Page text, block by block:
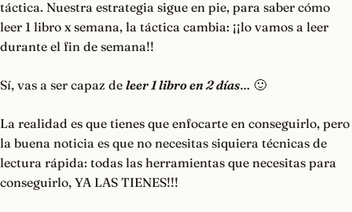
táctica. Nuestra estrategia sigue en pie, para saber cómo
leer 1 libro x semana, la táctica cambia: ¡¡lo vamos a leer
durante el fin de semana!!
Sí, vas a ser capaz de leer 1 libro en 2 días… 🙂
La realidad es que tienes que enfocarte en conseguirlo, pero
la buena noticia es que no necesitas siquiera técnicas de
lectura rápida: todas las herramientas que necesitas para
conseguirlo, YA LAS TIENES!!!